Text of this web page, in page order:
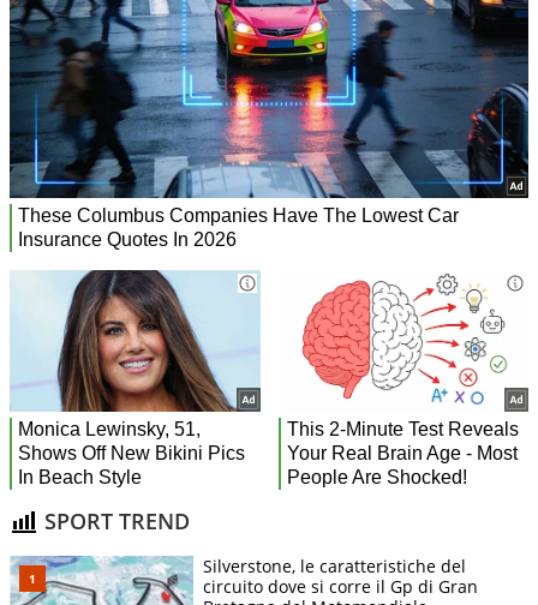
SPORT TREND
Silverstone, le caratteristiche del
circuito dove si corre il Gp di Gran